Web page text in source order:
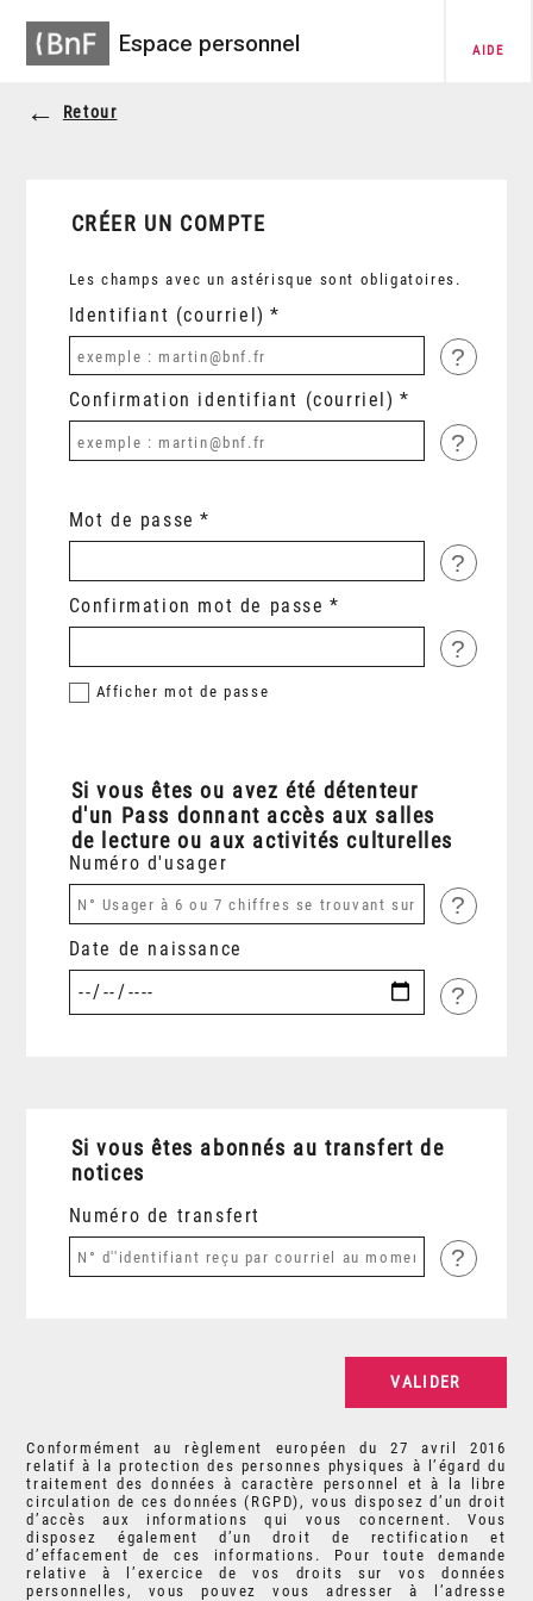
Espace personnel AIDE
Retour
CRÉER UN COMPTE
Les champs avec un astérisque sont obligatoires.
Identifiant (courriel)
?
Confirmation identifiant (courriel)
?
Mot de passe
?
Confirmation mot de passe
?
Afficher mot de passe
Si vous êtes ou avez été détenteur
d'un Pass donnant accès aux salles
de lecture ou aux activités culturelles
Numéro d'usager
?
Date de naissance
?
Si vous êtes abonnés au transfert de
notices
Numéro de transfert
?
Conformément au règlement européen du 27 avril 2016
relatif à la protection des personnes physiques à l’égard du
traitement des données à caractère personnel et à la libre
circulation de ces données (RGPD), vous disposez d’un droit
d’accès aux informations qui vous concernent. Vous
disposez également d’un droit de rectification et
d’effacement de ces informations. Pour toute demande
relative à l’exercice de vos droits sur vos données
personnelles, vous pouvez vous adresser à l’adresse